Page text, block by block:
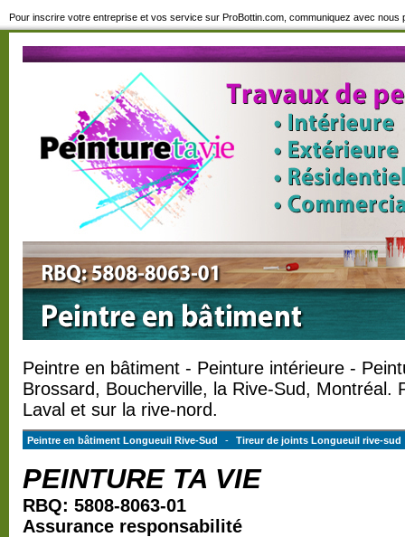
Pour inscrire votre entreprise et vos service sur ProBottin.com, communiquez avec nous
Peintre en bâtiment - Peinture intérieure -
Brossard, Boucherville, la Rive-Sud, Montréal.
Laval et sur la rive-nord.
Peintre en bâtiment Longueuil Rive-Sud - Tireur de joints Longueuil rive-sud
PEINTURE TA VIE
RBQ: 5808-8063-01
Assurance responsabilité